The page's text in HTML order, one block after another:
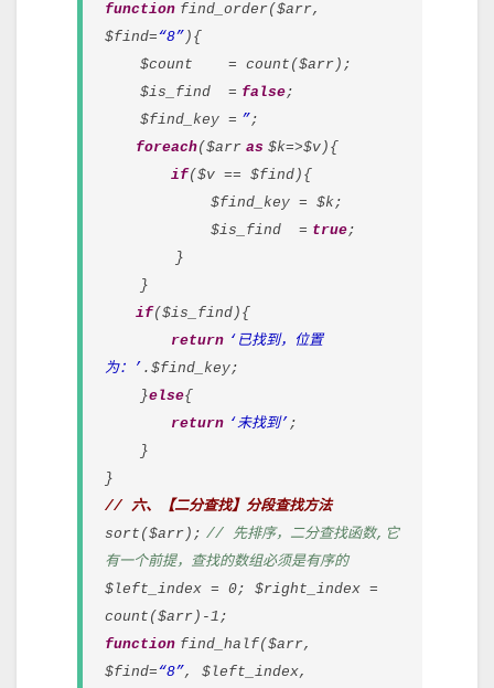
function find_order($arr,
$find=“8” ){
$count = count($arr);
$is_find = false;
$find_key = ”;
foreach($arr as $k=>$v){
if($v == $find){
$find_key = $k;
$is_find = true;
}
}
if($is_find){
return ‘已找到，位置
为：’ .$find_key;
}else{
return ‘未找到’ ;
}
}
// 六、【二分查找】分段查找方法
sort($arr); // 先排序，二分查找函数,它
有一个前提，查找的数组必须是有序的
$left_index = 0; $right_index =
count($arr)-1;
function find_half($arr,
$find=“8”, $left_index,